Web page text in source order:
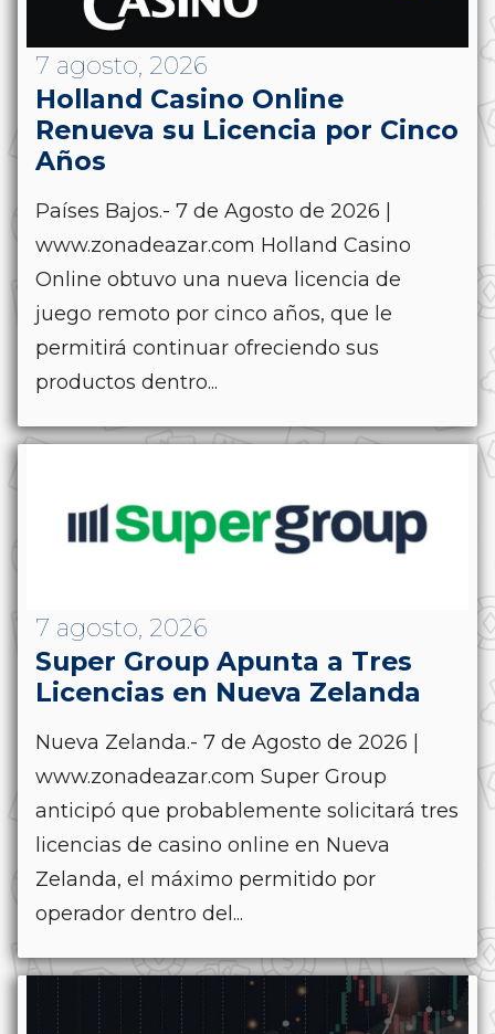
7 agosto, 2026
Holland Casino Online
Renueva su Licencia por Cinco
Años
Países Bajos.- 7 de Agosto de 2026 |
www.zonadeazar.com Holland Casino
Online obtuvo una nueva licencia de
juego remoto por cinco años, que le
permitirá continuar ofreciendo sus
productos dentro...
7 agosto, 2026
Super Group Apunta a Tres
Licencias en Nueva Zelanda
Nueva Zelanda.- 7 de Agosto de 2026 |
www.zonadeazar.com Super Group
anticipó que probablemente solicitará tres
licencias de casino online en Nueva
Zelanda, el máximo permitido por
operador dentro del...